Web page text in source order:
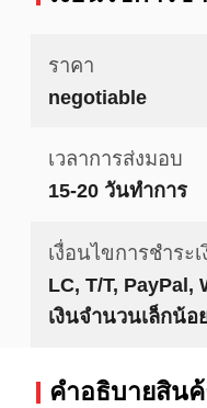
ราคา
negotiable
เวลาการส่งมอบ
15-20 วันทำการ
เงื่อนไขการชำระเ
LC, T/T, PayPal,
เงินจำนวนเล็กน้อ
คําอธิบายสิน